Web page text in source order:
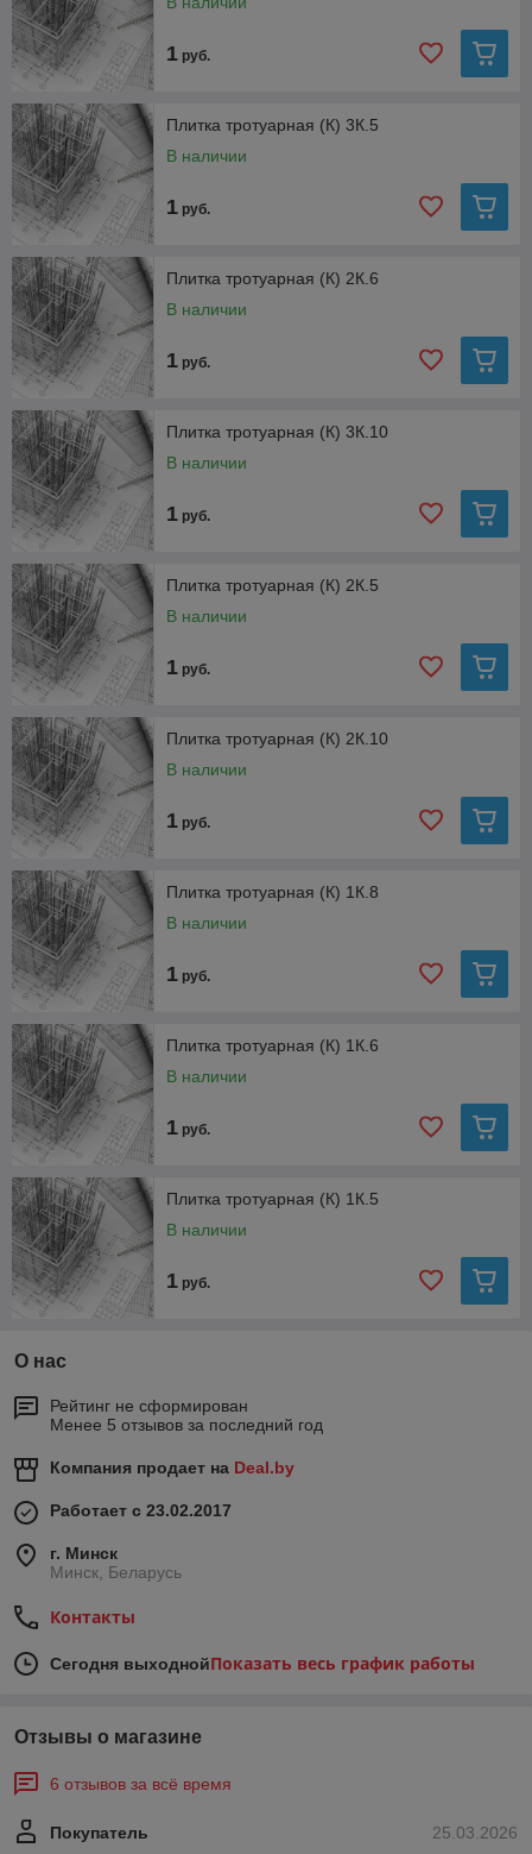
1 руб.
Плитка тротуарная (К) 3К.5
В наличии
1 руб.
Плитка тротуарная (К) 2К.6
В наличии
1 руб.
Плитка тротуарная (К) 3К.10
В наличии
1 руб.
Плитка тротуарная (К) 2К.5
В наличии
1 руб.
Плитка тротуарная (К) 2К.10
В наличии
1 руб.
Плитка тротуарная (К) 1К.8
В наличии
1 руб.
Плитка тротуарная (К) 1К.6
В наличии
1 руб.
Плитка тротуарная (К) 1К.5
В наличии
1 руб.
О нас
Рейтинг не сформирован
Менее 5 отзывов за последний год
Компания продает на Deal.by
Работает с 23.02.2017
г. Минск
Минск, Беларусь
Контакты
Сегодня выходнойПоказать весь график работы
Отзывы о магазине
6 отзывов за всё время
25.03.2026
Покупатель